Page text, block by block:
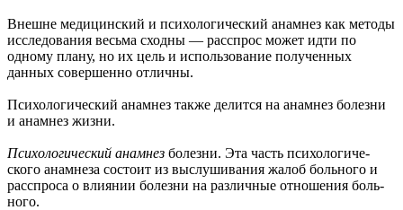
Внешне медицинский и психологический анамнез как методы
исследования весьма сходны — расспрос может идти по
одному плану, но их цель и использование полученных
данных совершенно отличны.
Пси­хологический анамнез также делится на анамнез болезни
и анамнез жизни.
Психологический анамнез болезни. Эта часть психологиче­
ского анамнеза состоит из выслушивания жалоб больного и
расспроса о влиянии болезни на различные отношения боль­
ного.